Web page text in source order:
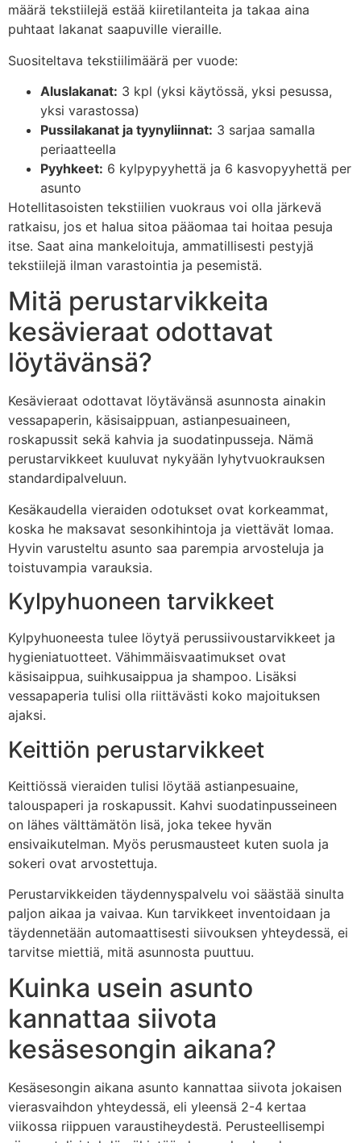
määrä tekstiilejä estää kiiretilanteita ja takaa aina
puhtaat lakanat saapuville vieraille.
Suositeltava tekstiilimäärä per vuode:
Aluslakanat: 3 kpl (yksi käytössä, yksi pesussa,
yksi varastossa)
Pussilakanat ja tyynyliinnat: 3 sarjaa samalla
periaatteella
Pyyhkeet: 6 kylpypyyhettä ja 6 kasvopyyhettä per
asunto
Hotellitasoisten tekstiilien vuokraus voi olla järkevä
ratkaisu, jos et halua sitoa pääomaa tai hoitaa pesuja
itse. Saat aina mankeloituja, ammatillisesti pestyjä
tekstiilejä ilman varastointia ja pesemistä.
Mitä perustarvikkeita
kesävieraat odottavat
löytävänsä?
Kesävieraat odottavat löytävänsä asunnosta ainakin
vessapaperin, käsisaippuan, astianpesuaineen,
roskapussit sekä kahvia ja suodatinpusseja. Nämä
perustarvikkeet kuuluvat nykyään lyhytvuokrauksen
standardipalveluun.
Kesäkaudella vieraiden odotukset ovat korkeammat,
koska he maksavat sesonkihintoja ja viettävät lomaa.
Hyvin varusteltu asunto saa parempia arvosteluja ja
toistuvampia varauksia.
Kylpyhuoneen tarvikkeet
Kylpyhuoneesta tulee löytyä perussiivoustarvikkeet ja
hygieniatuotteet. Vähimmäisvaatimukset ovat
käsisaippua, suihkusaippua ja shampoo. Lisäksi
vessapaperia tulisi olla riittävästi koko majoituksen
ajaksi.
Keittiön perustarvikkeet
Keittiössä vieraiden tulisi löytää astianpesuaine,
talouspaperi ja roskapussit. Kahvi suodatinpusseineen
on lähes välttämätön lisä, joka tekee hyvän
ensivaikutelman. Myös perusmausteet kuten suola ja
sokeri ovat arvostettuja.
Perustarvikkeiden täydennyspalvelu voi säästää sinulta
paljon aikaa ja vaivaa. Kun tarvikkeet inventoidaan ja
täydennetään automaattisesti siivouksen yhteydessä, ei
tarvitse miettiä, mitä asunnosta puuttuu.
Kuinka usein asunto
kannattaa siivota
kesäsesongin aikana?
Kesäsesongin aikana asunto kannattaa siivota jokaisen
vierasvaihdon yhteydessä, eli yleensä 2-4 kertaa
viikossa riippuen varaustiheydestä. Perusteellisempi